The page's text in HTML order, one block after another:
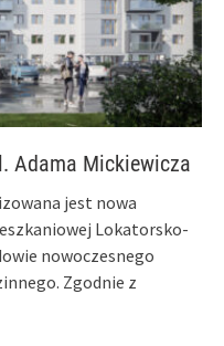
Adama Mickiewicza
jest nowa
Lokatorsko-
nowoczesnego
Zgodnie z